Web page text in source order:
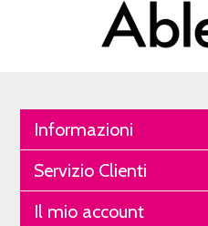
Informazioni
Servizio Clienti
Il mio account